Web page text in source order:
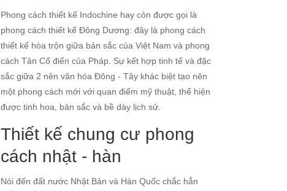
Phong cách thiết kế Indochine hay còn được gọi là
phong cách thiết kế Đông Dương: đây là phong cách
thiết kế hòa trộn giữa bản sắc của Việt Nam và phong
cách Tân Cổ điển của Pháp. Sự kết hợp tinh tế và đặc
sắc giữa 2 nên văn hóa Đông - Tây khác biệt tạo nên
một phong cách mới với quan điểm mỹ thuật, thể hiện
được tinh hoa, bản sắc và bề dày lịch sử.
Thiết kế chung cư phong
cách nhật - hàn
Nói đến đất nước Nhật Bản và Hàn Quốc chắc hẳn